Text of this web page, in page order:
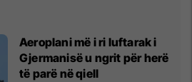
Aeroplani më i ri luftarak i
Gjermanisë u ngrit për herë
të parë në qiell